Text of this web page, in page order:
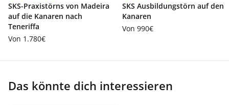
SKS-Praxistörns von Madeira
auf die Kanaren nach
Teneriffa
Von 1.780€
SKS Ausbildungstörn auf den
Kanaren
Von 990€
Das könnte dich interessieren